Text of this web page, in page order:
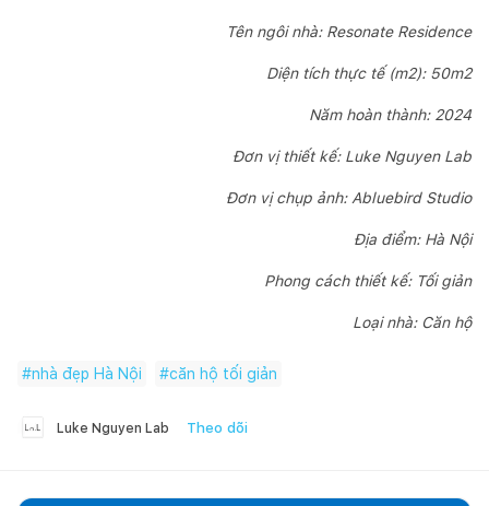
Tên ngôi nhà: Resonate Residence
Diện tích thực tế (m2): 50m2
Năm hoàn thành: 2024
Đơn vị thiết kế: Luke Nguyen Lab
Đơn vị chụp ảnh: Abluebird Studio
Địa điểm: Hà Nội
Phong cách thiết kế: Tối giản
Loại nhà: Căn hộ
#nhà đẹp Hà Nội #căn hộ tối giản
Luke Nguyen Lab Theo dõi